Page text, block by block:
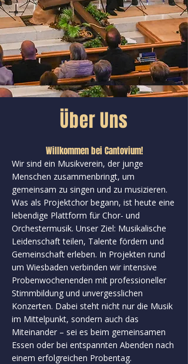
Über Uns
Willkommen bei Cantovium!
Wir sind ein Musikverein, der junge
Menschen zusammenbringt, um
gemeinsam zu singen und zu musizieren.
Was als Projektchor begann, ist heute eine
lebendige Plattform für Chor- und
Orchestermusik. Unser Ziel: Musikalische
Leidenschaft teilen, Talente fördern und
Gemeinschaft erleben. In Projekten rund
um Wiesbaden verbinden wir intensive
Probenwochenenden mit professioneller
Stimmbildung und unvergesslichen
Konzerten. Dabei steht nicht nur die Musik
im Mittelpunkt, sondern auch das
Miteinander – sei es beim gemeinsamen
Essen oder bei entspannten Abenden nach
einem erfolgreichen Probentag.